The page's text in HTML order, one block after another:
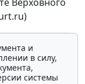
Верховного
и
в силу,
системы